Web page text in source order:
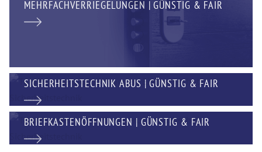
MEHRFACHVERRIEGELUNGEN | GÜNSTIG & FAIR
SICHERHEITSTECHNIK ABUS | GÜNSTIG & FAIR
BRIEFKASTENÖFFNUNGEN | GÜNSTIG & FAIR